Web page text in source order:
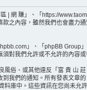
| 網 賺」、「https://
之內容，雖然我們也會盡
」、「phpBB Group
對我們允許或不允許的內容
俗、或其他違反「富 貴 山
我們的通知。所有發表文
庫中。這些資訊在您尚未